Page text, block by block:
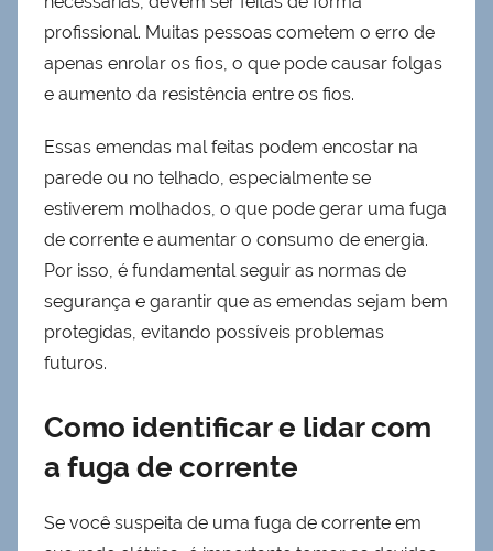
profissional. Muitas pessoas cometem o erro de
apenas enrolar os fios, o que pode causar folgas
e aumento da resistência entre os fios.
Essas emendas mal feitas podem encostar na
parede ou no telhado, especialmente se
estiverem molhados, o que pode gerar uma fuga
de corrente e aumentar o consumo de energia.
Por isso, é fundamental seguir as normas de
segurança e garantir que as emendas sejam bem
protegidas, evitando possíveis problemas
futuros.
Como identificar e lidar com
a fuga de corrente
Se você suspeita de uma fuga de corrente em